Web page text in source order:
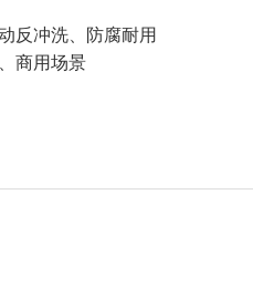
反冲洗、防腐耐用
商用场景